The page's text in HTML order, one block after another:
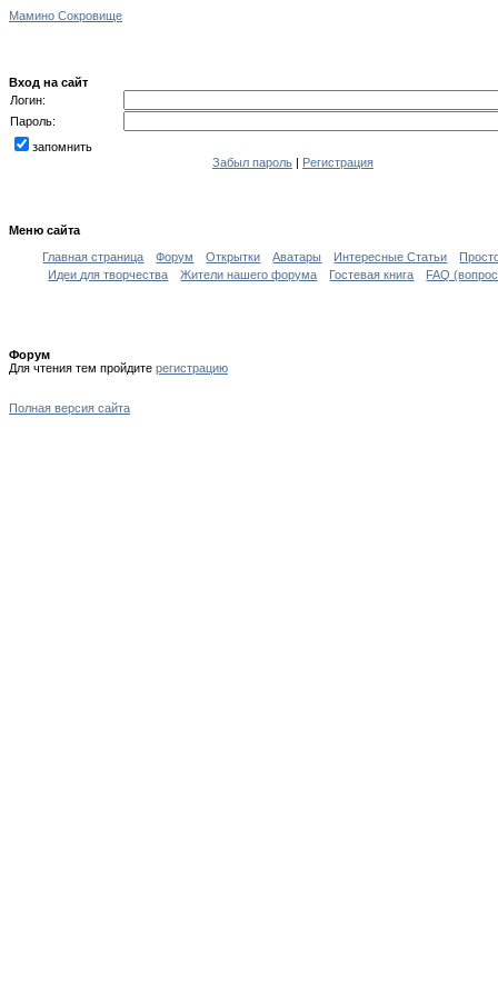
Мамино Сокровище
Вход на сайт
Логин:
Пароль:
запомнить
Забыл пароль | Регистрация
Меню сайта
Главная страница
Форум Открытки Аватары Интересные Статьи
Идеи для творчества
Жители нашего форума Гостевая книга FAQ
Форум
Для чтения тем пройдите регистрацию
Полная версия сайта